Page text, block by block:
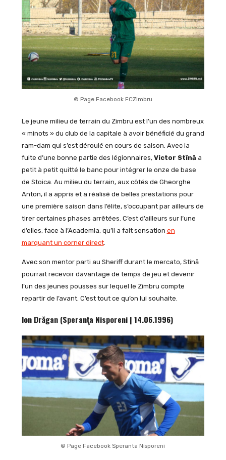
© Page Facebook FCZimbru
Le jeune milieu de terrain du Zimbru est l’un des nombreux
« minots » du club de la capitale à avoir bénéficié du grand
ram-dam qui s’est déroulé en cours de saison. Avec la
fuite d’une bonne partie des légionnaires, Victor Stînă a
petit à petit quitté le banc pour intégrer le onze de base
de Stoica. Au milieu du terrain, aux côtés de Gheorghe
Anton, il a appris et a réalisé de belles prestations pour
une première saison dans l’élite, s’occupant par ailleurs de
tirer certaines phases arrêtées. C’est d’ailleurs sur l’une
d’elles, face à l’Academia, qu’il a fait sensation en
marquant un corner direct.
Avec son mentor parti au Sheriff durant le mercato, Stînă
pourrait recevoir davantage de temps de jeu et devenir
l’un des jeunes pousses sur lequel le Zimbru compte
repartir de l’avant. C’est tout ce qu’on lui souhaite.
Ion Drăgan (Speranţa Nisporeni | 14.06.1996)
© Page Facebook Speranta Nisporeni